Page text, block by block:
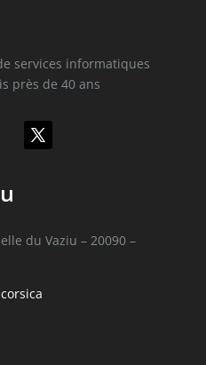
services informatiques
près de 40 ans
du Vaziu – 20090 –